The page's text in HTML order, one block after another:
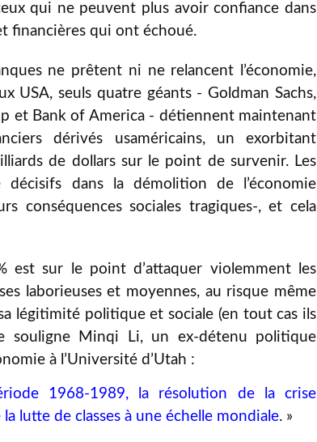
qui ne peuvent plus avoir confiance dans
financières qui ont échoué.
ne prêtent ni ne relancent l’économie,
USA, seuls quatre géants - Goldman Sachs,
et Bank of America - détiennent maintenant
dérivés usaméricains, un exorbitant
de dollars sur le point de survenir. Les
dans la démolition de l’économie
conséquences sociales tragiques-, et cela
est sur le point d’attaquer violemment les
laborieuses et moyennes, au risque même
légitimité politique et sociale (en tout cas ils
souligne Minqi Li, un ex-détenu politique
à l’Université d’Utah :
1968-1989, la résolution de la crise
lutte de classes à une échelle mondiale. »